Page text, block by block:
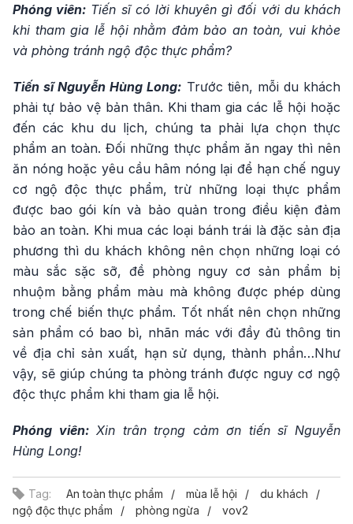
Phóng viên: Tiến sĩ có lời khuyên gì đối với du khách
khi tham gia lễ hội nhằm đảm bảo an toàn, vui khỏe
và phòng tránh ngộ độc thực phẩm?
Tiến sĩ Nguyễn Hùng Long: Trước tiên, mỗi du khách
phải tự bảo vệ bản thân. Khi tham gia các lễ hội hoặc
đến các khu du lịch, chúng ta phải lựa chọn thực
phẩm an toàn. Đối những thực phẩm ăn ngay thì nên
ăn nóng hoặc yêu cầu hâm nóng lại để hạn chế nguy
cơ ngộ độc thực phẩm, trừ những loại thực phẩm
được bao gói kín và bảo quản trong điều kiện đảm
bảo an toàn. Khi mua các loại bánh trái là đặc sản địa
phương thì du khách không nên chọn những loại có
màu sắc sặc sỡ, đề phòng nguy cơ sản phẩm bị
nhuộm bằng phẩm màu mà không được phép dùng
trong chế biến thực phẩm. Tốt nhất nên chọn những
sản phẩm có bao bì, nhãn mác với đầy đủ thông tin
về địa chỉ sản xuất, hạn sử dụng, thành phần…Như
vậy, sẽ giúp chúng ta phòng tránh được nguy cơ ngộ
độc thực phẩm khi tham gia lễ hội.
Phóng viên: Xin trân trọng cảm ơn tiến sĩ Nguyễn
Hùng Long!
Tag: An toàn thực phẩm mùa lễ hội
du khách
ngộ độc thực phẩm
phòng ngừa vov2